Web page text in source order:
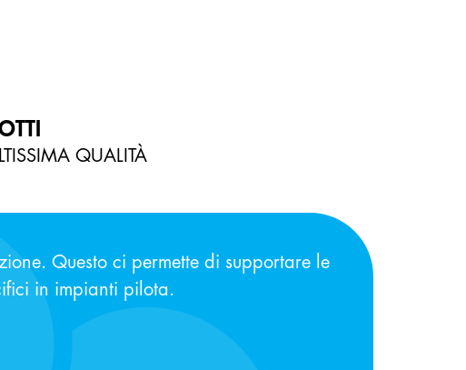
QUALITÀ
Questo ci permette di supportare le
in impianti pilota.